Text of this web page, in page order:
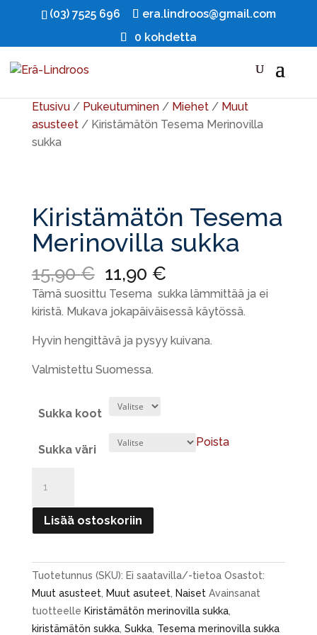
(03) 7525 696
era.lindroos@gmail.com
0 kohdetta
Etusivu/ Pukeutuminen/ Miehet/ Muut
asusteet/ Kiristämätön Tesema Merinovilla
sukka
Ale!
Kiristämätön Tesema
Merinovilla sukka
15,90€ Alkuperäinen
hinta
oli:
11,90 €Nykyinen
hinta
on:
Tämä suosittu Tesema sukka lämmittää ja ei
kiristä. Mukava jokapäiväisessä käytössä.
Hyvin hengittävä ja pysyy kuivana.
Valmistettu Suomessa.
Sukka koot
Sukka väri
Poista
Tesema
Merinovilla
sukka
Lisää ostoskoriin
Tuotetunnus (SKU): Ei saatavilla/-tietoa Osastot:
Muut asusteet, Muut asuteet, Naiset Avainsanat
tuotteelle Kiristämätön merinovilla sukka,
kiristämätön sukka, Sukka, Tesema merinovilla sukka